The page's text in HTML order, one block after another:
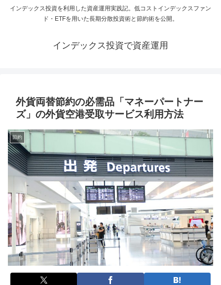
インデックス投資を利用した資産運用実践記。低コストインデックスファン
ド・ETFを用いた長期分散投資術と節約術を公開。
インデックス投資で資産運用
外貨両替節約の必需品「マネーパートナー
ズ」の外貨空港受取サービス利用方法
節約